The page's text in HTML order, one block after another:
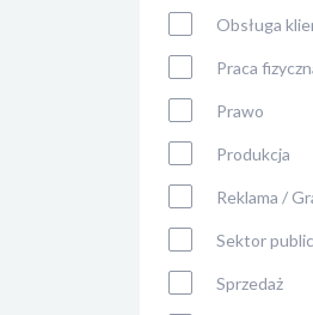
Obsługa
Praca
Prawo
Produkcja
Reklama /
Sektor
Sprzedaż